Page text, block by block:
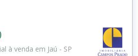
à venda em Jaú - SP